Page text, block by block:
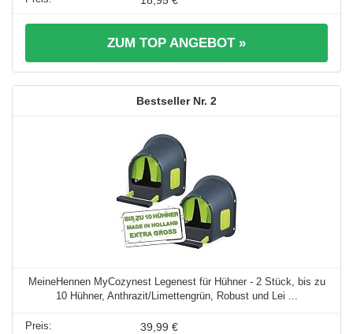
ZUM TOP ANGEBOT »
2
MeineHennen MyCozynest Legenest für Hühner - 2 Stück, bis zu
10 Hühner, Anthrazit/Limettengrün, Robust und Lei ...
39,99 €